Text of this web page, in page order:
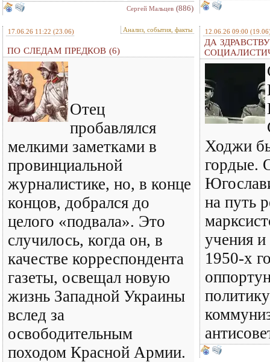
Сергей Мальцев (886)
17.06.26 11:22 (23.06) Анализ, события, факты
ПО СЛЕДАМ ПРЕДКОВ (6)
Отец
пробавлялся
мелкими заметками в
провинциальной
журналистике, но, в конце
концов, добрался до
целого «подвала». Это
случилось, когда он, в
качестве корреспондента
газеты, освещал новую
жизнь Западной Украины
вслед за
освободительным
походом Красной Армии.
12.06.26 09:00
ДА
Ходжи
гордые.
на путь
учения
1950-х